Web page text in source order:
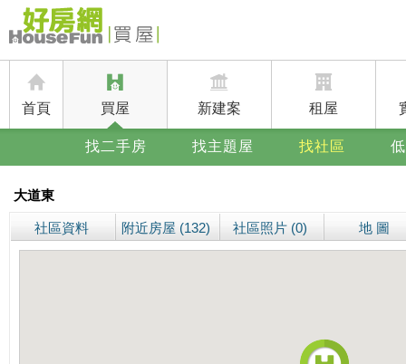
首頁 買屋 新建案 租屋
找二手房 找主題屋 找社區
大道東
社區資料 附近房屋 (132) 社區照片 (0) 地 圖